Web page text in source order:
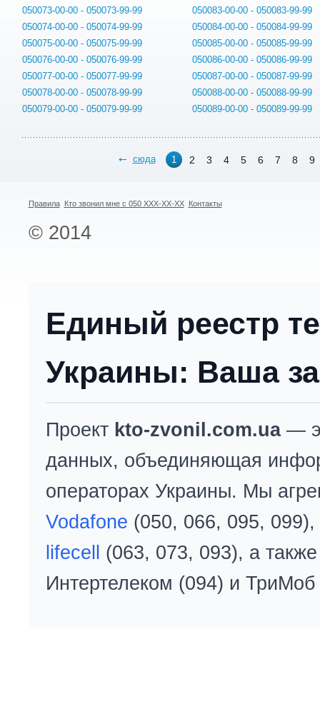
050073-00-00 - 050073-99-99
050074-00-00 - 050074-99-99
050075-00-00 - 050075-99-99
050076-00-00 - 050076-99-99
050077-00-00 - 050077-99-99
050078-00-00 - 050078-99-99
050079-00-00 - 050079-99-99
050083-00-00 - 050083-99-99
050084-00-00 - 050084-99-99
050085-00-00 - 050085-99-99
050086-00-00 - 050086-99-99
050087-00-00 - 050087-99-99
050088-00-00 - 050088-99-99
050089-00-00 - 050089-99-99
сюда 1 2 3 4 5 6 7 8 9
Правила Кто звонил мне с 050 XXX-XX-XX Контакты
© 2014
Единый реестр
Украины: Ваша
Проект kto-zvonil.com.ua—
данных, объединяющая
операторах Украины. Мы
Vodafone (050, 066, 095, 099),
lifecell
(063, 073, 093), а
Интертелеком (094) и ТриМоб